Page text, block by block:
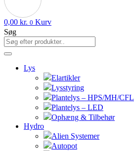
0,00 kr. 0 Kurv
Søg
Lys
Elartikler
Lysstyring
Plantelys – HPS/MH/CFL
Plantelys – LED
Ophæng & Tilbehør
Hydro
Alien Systemer
Autopot